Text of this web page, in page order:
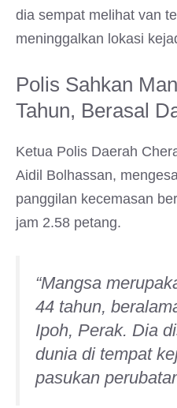
dia sempat melihat van
meninggalkan lokasi
Polis Sahkan
Tahun, Berasal
Ketua Polis Daerah
Aidil Bolhassan,
panggilan kecemasan
jam 2.58 petang.
“Mangsa
44 tahun,
Ipoh, Perak. Dia
dunia di tempat
pasukan